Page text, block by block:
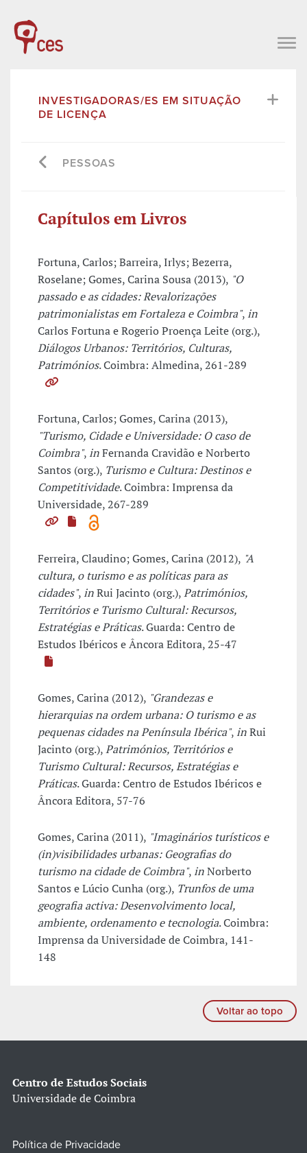
INVESTIGADORAS/ES EM SITUAÇÃO
DE LICENÇA
PESSOAS
Capítulos em Livros
Fortuna, Carlos; Barreira, Irlys; Bezerra,
Roselane; Gomes, Carina Sousa (2013), "O
passado e as cidades: Revalorizações
patrimonialistas em Fortaleza e Coimbra",in
Carlos Fortuna e Rogerio Proença Leite (org.),
Diálogos Urbanos: Territórios, Culturas,
Patrimónios. Coimbra: Almedina, 261-289
Fortuna, Carlos; Gomes, Carina (2013),
"Turismo, Cidade e Universidade: O caso de
Coimbra",inFernanda Cravidão e Norberto
Santos (org.), Turismo e Cultura: Destinos e
Competitividade. Coimbra: Imprensa da
Universidade, 267-289
Ferreira, Claudino; Gomes, Carina (2012), "A
cultura, o turismo e as políticas para as
cidades",inRui Jacinto (org.),Patrimónios,
Territórios e Turismo Cultural: Recursos,
Estratégias e Práticas. Guarda: Centro de
Estudos Ibéricos e Âncora Editora, 25-47
Gomes, Carina (2012), "Grandezas e
hierarquias na ordem urbana: O turismo e as
pequenas cidades na Península Ibérica",inRui
Jacinto (org.),Patrimónios, Territórios e
Turismo Cultural: Recursos, Estratégias e
Práticas. Guarda: Centro de Estudos Ibéricos e
Âncora Editora, 57-76
Gomes, Carina (2011), "Imaginários turísticos e
(in)visibilidades urbanas: Geografias do
turismo na cidade de Coimbra",inNorberto
Santos e Lúcio Cunha (org.), Trunfos de uma
geografia activa: Desenvolvimento local,
ambiente, ordenamento e tecnologia. Coimbra:
Imprensa da Universidade de Coimbra, 141-
148
Voltar ao topo
Centro de Estudos Sociais
Universidade de Coimbra
Política de Privacidade